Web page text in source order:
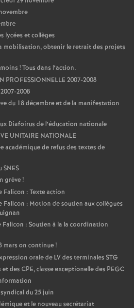
n
d
e
g
O
l
lycées et collèges
mobilisation, obtenir le retrait des projets
! Tous dans l’action.
PROFESSIONNELLE 2007-2008
2008
du 18 décembre et de la manifestation
Diafoirus de l’éducation nationale
UNITAIRE NATIONALE
académique de refus des textes de
SNES
grève!
Falicon : Texte action
Falicon : Motion de soutien aux collègues
Falicon : Soutien à la la coordination
mars on continue!
orale de LV des terminales STG
des CPE, classe exceptionelle des PEGC
du 25 juin
et le nouveau secrétariat